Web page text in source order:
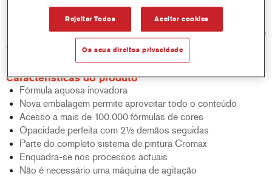
inovadoras garrafas espremíveis garantem dosagens mais
precisas e minimizam o desperdício. Cromax EZ+ é o novo
padrão de base bicamada aquosa em termos de desempenho e
eficiência.
Características do produto
Fórmula aquosa inovadora
Nova embalagem permite aproveitar todo o conteúdo
Acesso a mais de 100.000 fórmulas de cores
Opacidade perfeita com 2½ demãos seguidas
Parte do completo sistema de pintura Cromax
Enquadra-se nos processos actuais
Não é necessário uma máquina de agitação
Rejeitar Todos Aceitar cookies
Os seus direitos privacidade